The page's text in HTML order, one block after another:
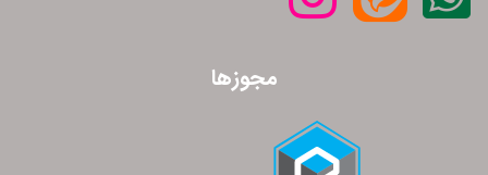
مجوزها